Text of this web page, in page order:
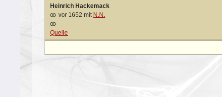
Heinrich Hackemack
oo vor 1652 mit N.N.
oo
Quelle